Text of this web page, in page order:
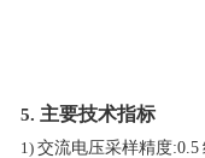
5. 主要技术指标
1) 交流电压采样精度:0.5